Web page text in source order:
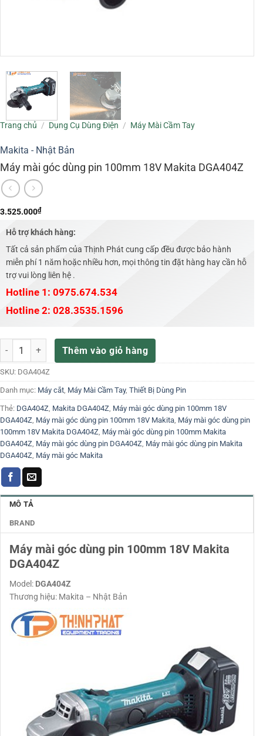
Trang chủ / Dụng Cụ Dùng Điện / Máy Mài Cầm Tay
Makita - Nhật Bản
Máy mài góc dùng pin 100mm 18V Makita DGA404Z
3.525.000₫
Hỗ trợ khách hàng:
Tất cả sản phẩm của Thịnh Phát cung cấp đều được bảo hành
miễn phí 1 năm hoặc nhiều hơn, mọi thông tin đặt hàng hay cần hỗ
trợ vui lòng liên hệ .
Hotline 1: 0975.674.534
Hotline 2: 028.3535.1596
Máy mài góc dùng pin 100mm 18V Makita DGA404Z số lượng
Thêm vào giỏ hàng
SKU: DGA404Z
Danh mục: Máy cắt, Máy Mài Cầm Tay, Thiết Bị Dùng Pin
Thẻ: DGA404Z, Makita DGA404Z, Máy mài góc dùng pin 100mm 18V
DGA404Z, Máy mài góc dùng pin 100mm 18V Makita, Máy mài góc dùng pin
100mm 18V Makita DGA404Z, Máy mài góc dùng pin 100mm Makita
DGA404Z, Máy mài góc dùng pin DGA404Z, Máy mài góc dùng pin Makita
DGA404Z, Máy mài góc Makita
MÔ TẢ
BRAND
Máy mài góc dùng pin 100mm 18V Makita
DGA404Z
Model: DGA404Z
Thương hiệu: Makita – Nhật Bản